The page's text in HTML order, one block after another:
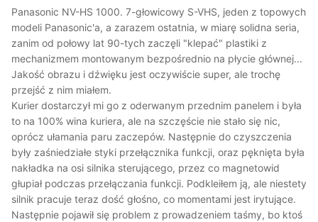
Panasonic NV-HS 1000. 7-głowicowy S-VHS, jeden z topowych
modeli Panasonic'a, a zarazem ostatnia, w miarę solidna seria,
zanim od połowy lat 90-tych zaczęli "klepać" plastiki z
mechanizmem montowanym bezpośrednio na płycie głównej...
Jakość obrazu i dźwięku jest oczywiście super, ale trochę
przejść z nim miałem.
Kurier dostarczył mi go z oderwanym przednim panelem i była
to na 100% wina kuriera, ale na szczęście nie stało się nic,
oprócz ułamania paru zaczepów. Następnie do czyszczenia
były zaśniedziałe styki przełącznika funkcji, oraz pęknięta była
nakładka na osi silnika sterującego, przez co magnetowid
głupiał podczas przełączania funkcji. Podkleiłem ją, ale niestety
silnik pracuje teraz dość głośno, co momentami jest irytujące.
Następnie pojawił się problem z prowadzeniem taśmy, bo ktoś